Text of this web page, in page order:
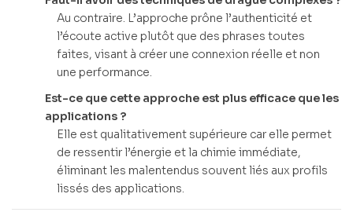
Au contraire. L’approche prône l’authenticité et
l’écoute active plutôt que des phrases toutes
faites, visant à créer une connexion réelle et non
une performance.
Est-ce que cette approche est plus efficace que les
applications ?
Elle est qualitativement supérieure car elle permet
de ressentir l’énergie et la chimie immédiate,
éliminant les malentendus souvent liés aux profils
lissés des applications.